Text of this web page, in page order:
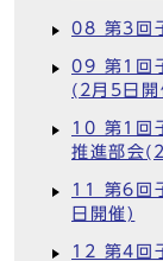
08 第3回
09 第1回
(2月5日開
10 第1回
推進部会
11 第6回
日開催)
12 第4回